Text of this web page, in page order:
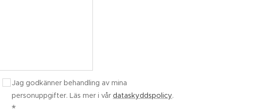
Jag godkänner behandling av mina
personuppgifter. Läs mer i vår dataskyddspolicy.